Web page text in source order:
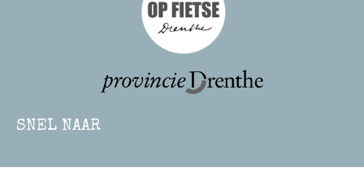
SNEL NAAR